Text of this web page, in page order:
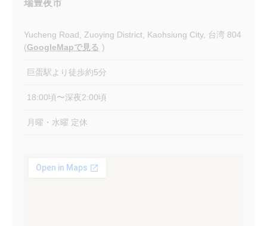
瑞豊夜市
Yucheng Road, Zuoying District, Kaohsiung City, 台湾 804
(GoogleMapで見る )
巨蛋駅より徒歩約5分
18:00頃〜深夜2:00頃
月曜・水曜 定休